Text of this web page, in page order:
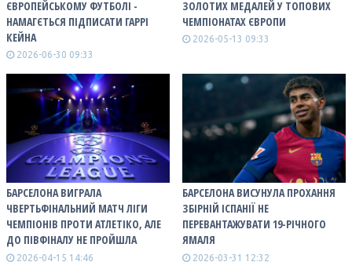
ЄВРОПЕЙСЬКОМУ ФУТБОЛІ -
НАМАГЄТЬСЯ ПІДПИСАТИ ГАРРІ
КЕЙНА
2026-06-30 09:33
ЗОЛОТИХ МЕДАЛЕЙ У ТОПОВИХ
ЧЕМПІОНАТАХ ЄВРОПИ
2026-05-13 09:33
БАРСЕЛОНА ВИГРАЛА
ЧВЕРТЬФІНАЛЬНИЙ МАТЧ ЛІГИ
ЧЕМПІОНІВ ПРОТИ АТЛЕТІКО, АЛЕ
ДО ПІВФІНАЛУ НЕ ПРОЙШЛА
2026-04-15 14:46
БАРСЕЛОНА ВИСУНУЛА ПРОХАННЯ
ЗБІРНІЙ ІСПАНІЇ НЕ
ПЕРЕВАНТАЖУВАТИ 19-РІЧНОГО
ЯМАЛЯ
2026-03-31 12:32